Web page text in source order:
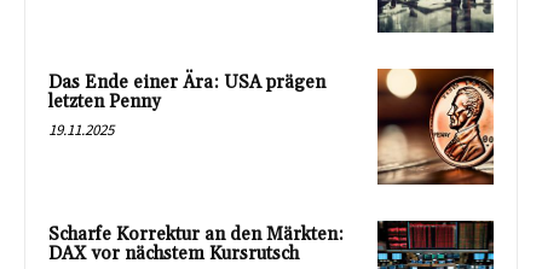
Das Ende einer Ära: USA prägen
letzten Penny
19.11.2025
Scharfe Korrektur an den Märkten:
DAX vor nächstem Kursrutsch